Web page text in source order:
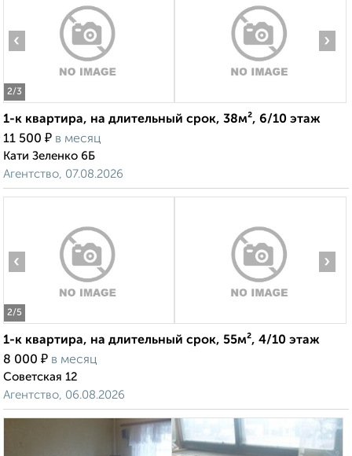
2/3
‹ ›
1-к квартира, на длительный срок, 38м², 6/10 этаж
11 500 ₽ в месяц
Кати Зеленко 6Б
Агентство, 07.08.2026
2/5
‹ ›
1-к квартира, на длительный срок, 55м², 4/10 этаж
8 000 ₽ в месяц
Советская 12
Агентство, 06.08.2026